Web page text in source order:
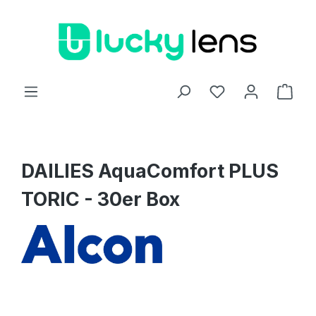
DAILIES AquaComfort PLUS
TORIC - 30er Box